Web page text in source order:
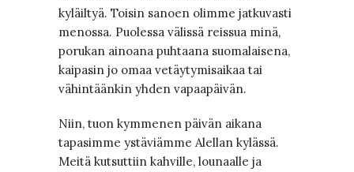
kyläiltyä. Toisin sanoen olimme jatkuvasti
menossa. Puolessa välissä reissua minä,
porukan ainoana puhtaana suomalaisena,
kaipasin jo omaa vetäytymisaikaa tai
vähintäänkin yhden vapaapäivän.
Niin, tuon kymmenen päivän aikana
tapasimme ystäviämme Alellan kylässä.
Meitä kutsuttiin kahville, lounaalle ja